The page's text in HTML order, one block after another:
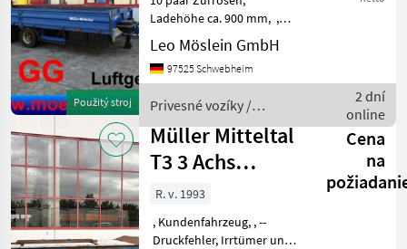
Použitý stroj
Ladehöhe ca. 900 mm, ,
Kundenfahrzeug, , --
Druckfehler, Irrtümer und
Änderungen vorbehalten,
Daten unter: ... More De
Leo Möslein GmbH
97525 Schwebheim
Privesné vozíky /
Schwarzmüller
2 dní
online
Müller Mitteltal
T3 3 Achs
Tieflader mit
ABS
Cena
na
R. v. 1993
, Kundenfahrzeug, , --
Druckfehler, Irrtümer und